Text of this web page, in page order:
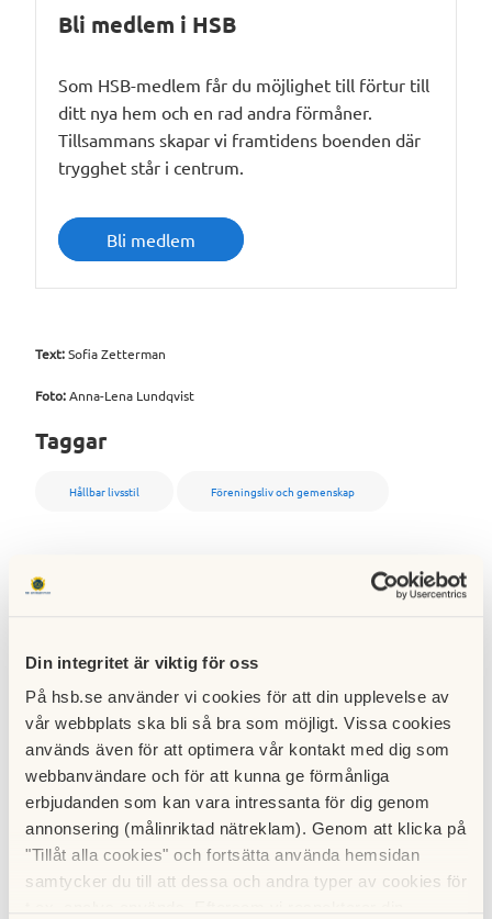
Din integritet är viktig för oss
På hsb.se använder vi cookies för att din upplevelse av
vår webbplats ska bli så bra som möjligt. Vissa cookies
används även för att optimera vår kontakt med dig som
webbanvändare och för att kunna ge förmånliga
erbjudanden som kan vara intressanta för dig genom
annonsering (målinriktad nätreklam). Genom att klicka på
"Tillåt alla cookies" och fortsätta använda hemsidan
samtycker du till att dessa och andra typer av cookies för
Bli medlem i HSB
Som HSB-medlem får du möjlighet till förtur till
ditt nya hem och en rad andra förmåner.
Tillsammans skapar vi framtidens boenden där
trygghet står i centrum.
Bli medlem
Text: Sofia Zetterman
Foto: Anna-Lena Lundqvist
Taggar
Hållbar livsstil Föreningsliv och gemenskap
Dela artikeln
Kopiera länk
Relaterade artiklar